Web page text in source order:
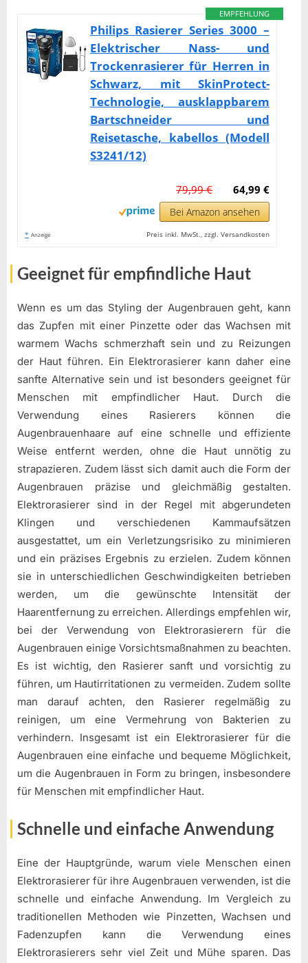
EMPFEHLUNG
Philips Rasierer Series 3000 –
Elektrischer Nass- und
Trockenrasierer für Herren in
Schwarz, mit SkinProtect-
Technologie, ausklappbarem
Bartschneider und
Reisetasche, kabellos (Modell
S3241/12)
64,99 €
79,99 €
Bei Amazon ansehen
* Anzeige Preis inkl. MwSt., zzgl. Versandkosten
Geeignet für empfindliche Haut
Wenn es um das Styling der Augenbrauen geht, kann
das Zupfen mit einer Pinzette oder das Wachsen mit
warmem Wachs schmerzhaft sein und zu Reizungen
der Haut führen. Ein Elektrorasierer kann daher eine
sanfte Alternative sein und ist besonders geeignet für
Menschen mit empfindlicher Haut. Durch die
Verwendung eines Rasierers können die
Augenbrauenhaare auf eine schnelle und effiziente
Weise entfernt werden, ohne die Haut unnötig zu
strapazieren. Zudem lässt sich damit auch die Form der
Augenbrauen präzise und gleichmäßig gestalten.
Elektrorasierer sind in der Regel mit abgerundeten
Klingen und verschiedenen Kammaufsätzen
ausgestattet, um ein Verletzungsrisiko zu minimieren
und ein präzises Ergebnis zu erzielen. Zudem können
sie in unterschiedlichen Geschwindigkeiten betrieben
werden, um die gewünschte Intensität der
Haarentfernung zu erreichen. Allerdings empfehlen wir,
bei der Verwendung von Elektrorasierern für die
Augenbrauen einige Vorsichtsmaßnahmen zu beachten.
Es ist wichtig, den Rasierer sanft und vorsichtig zu
führen, um Hautirritationen zu vermeiden. Zudem sollte
man darauf achten, den Rasierer regelmäßig zu
reinigen, um eine Vermehrung von Bakterien zu
verhindern. Insgesamt ist ein Elektrorasierer für die
Augenbrauen eine einfache und bequeme Möglichkeit,
um die Augenbrauen in Form zu bringen, insbesondere
für Menschen mit empfindlicher Haut.
Schnelle und einfache Anwendung
Eine der Hauptgründe, warum viele Menschen einen
Elektrorasierer für ihre Augenbrauen verwenden, ist die
schnelle und einfache Anwendung. Im Vergleich zu
traditionellen Methoden wie Pinzetten, Wachsen und
Fadenzupfen kann die Verwendung eines
Elektrorasierers sehr viel Zeit und Mühe sparen. Das